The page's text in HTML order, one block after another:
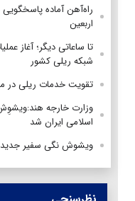
راه‌آهن آماده پاسخگویی
اربعین
تا ساعاتی دیگر؛ آغاز
شبکه ریلی کشور
تقویت خدمات ریلی در
وزارت خارجه
اسلامی ایران شد
ویشوش نگی سفیر جدید